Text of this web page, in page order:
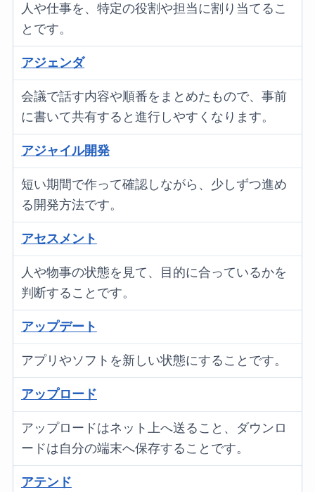
人や仕事を、特定の役割や担当に割り当てるこ
とです。
アジェンダ
会議で話す内容や順番をまとめたもので、事前
に書いて共有すると進行しやすくなります。
アジャイル開発
短い期間で作って確認しながら、少しずつ進め
る開発方法です。
アセスメント
人や物事の状態を見て、目的に合っているかを
判断することです。
アップデート
アプリやソフトを新しい状態にすることです。
アップロード
アップロードはネット上へ送ること、ダウンロ
ードは自分の端末へ保存することです。
アテンド